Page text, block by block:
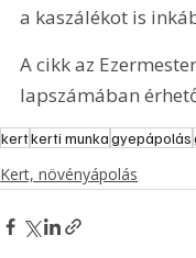
a kaszálékot is
A cikk az
lapszámában
kertkerti munkagyepápolás
Kert, növényápolás